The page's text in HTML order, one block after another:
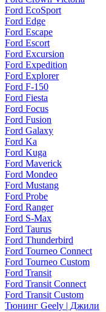
Ford EcoSport
Ford Edge
Ford Escape
Ford Escort
Ford Excursion
Ford Expedition
Ford Explorer
Ford F-150
Ford Fiesta
Ford Focus
Ford Fusion
Ford Galaxy
Ford Ka
Ford Kuga
Ford Maverick
Ford Mondeo
Ford Mustang
Ford Probe
Ford Ranger
Ford S-Max
Ford Taurus
Ford Thunderbird
Ford Tourneo Connect
Ford Tourneo Custom
Ford Transit
Ford Transit Connect
Ford Transit Custom
Тюнинг Geely | Джили